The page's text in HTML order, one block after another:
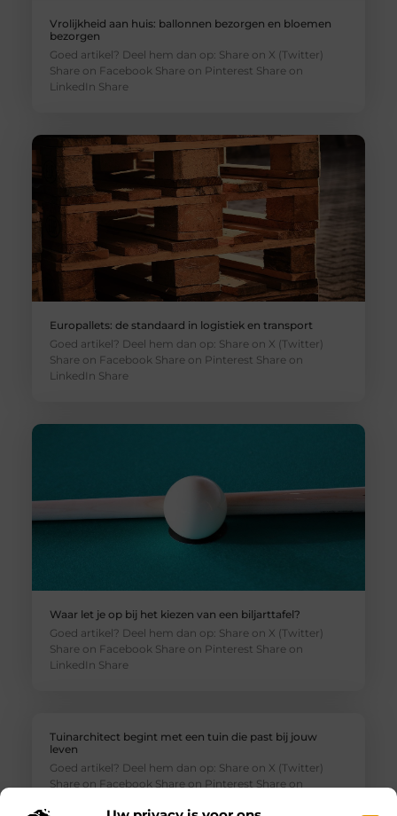
Vrolijkheid aan huis: ballonnen bezorgen en bloemen
bezorgen
Goed artikel? Deel hem dan op: Share on X (Twitter)
Share on Facebook Share on Pinterest Share on
LinkedIn Share
Europallets: de standaard in logistiek en transport
Goed artikel? Deel hem dan op: Share on X (Twitter)
Share on Facebook Share on Pinterest Share on
LinkedIn Share
Waar let je op bij het kiezen van een biljarttafel?
Goed artikel? Deel hem dan op: Share on X (Twitter)
Share on Facebook Share on Pinterest Share on
LinkedIn Share
Tuinarchitect begint met een tuin die past bij jouw
leven
Goed artikel? Deel hem dan op: Share on X (Twitter)
Share on Facebook Share on Pinterest Share on